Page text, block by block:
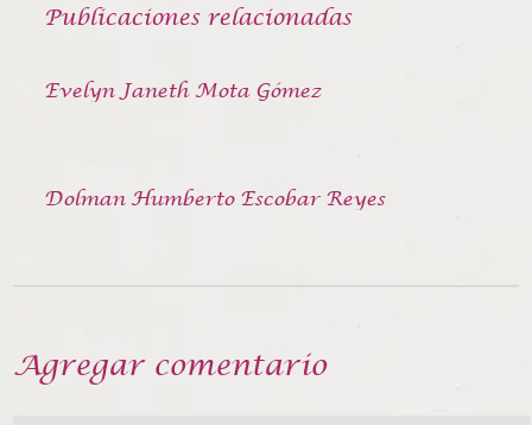
Publicaciones relacionadas
Evelyn Janeth Mota Gómez
Dolman Humberto Escobar Reyes
Agregar comentario